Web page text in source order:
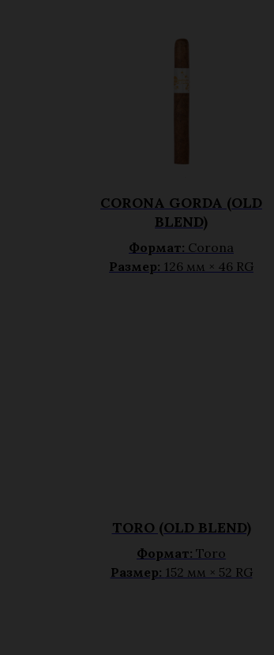
CORONA GORDA (OLD
BLEND)
Формат: Corona
Размер: 126 мм × 46 RG
TORO (OLD BLEND)
Формат: Toro
Размер: 152 мм × 52 RG